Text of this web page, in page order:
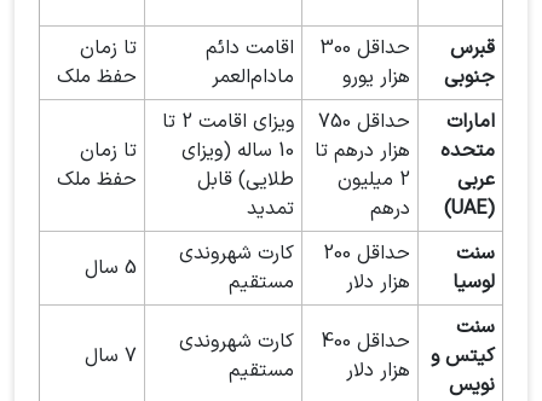
قبرس
جنوبی
حداقل 300
هزار یورو
اقامت دائم
مادام‌العمر
تا زمان
حفظ ملک
امارات
متحده
عربی
(UAE)
حداقل 750
هزار درهم تا
2 میلیون
درهم
ویزای اقامت 2 تا
10 ساله (ویزای
طلایی) قابل
تمدید
تا زمان
حفظ ملک
سنت
لوسیا
حداقل 200
هزار دلار
کارت شهروندی
مستقیم
5 سال
سنت
کیتس و
نویس
حداقل 400
هزار دلار
کارت شهروندی
مستقیم
7 سال